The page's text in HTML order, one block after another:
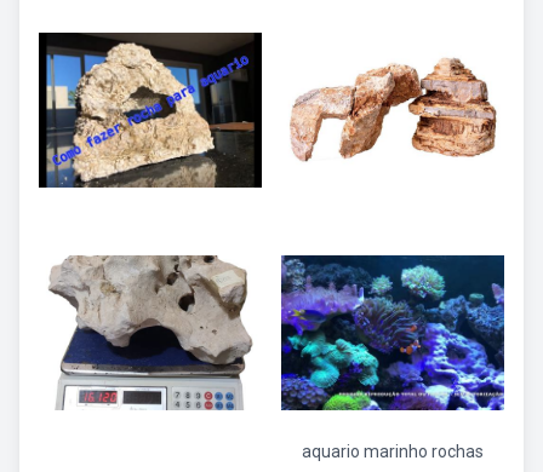
aquario marinho rochas